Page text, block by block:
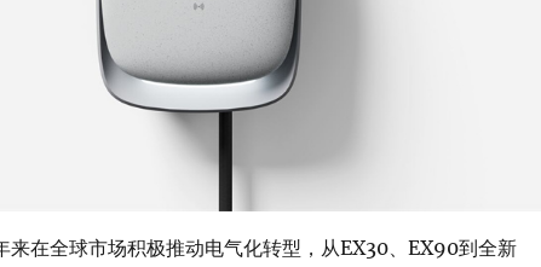
在全球市场积极推动电气化转型，从EX30、EX90到全新